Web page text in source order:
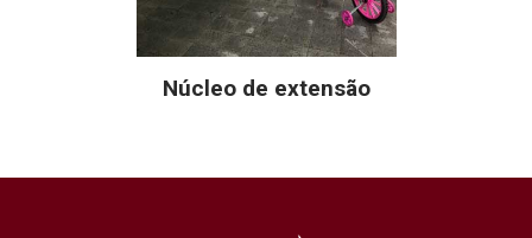
Núcleo de extensão